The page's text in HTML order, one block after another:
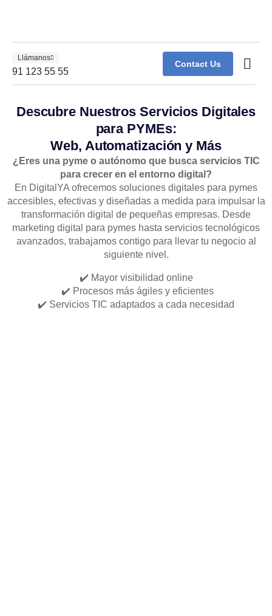
Llámanos
91 123 55 55
Contact Us
Descubre Nuestros Servicios Digitales
para PYMEs:
Web, Automatización y Más
¿Eres una pyme o autónomo que busca servicios TIC
para crecer en el entorno digital?
En DigitalYA ofrecemos soluciones digitales para pymes
accesibles, efectivas y diseñadas a medida para impulsar la
transformación digital de pequeñas empresas. Desde
marketing digital para pymes hasta servicios tecnológicos
avanzados, trabajamos contigo para llevar tu negocio al
siguiente nivel.
✔️ Mayor visibilidad online
✔️ Procesos más ágiles y eficientes
✔️ Servicios TIC adaptados a cada necesidad